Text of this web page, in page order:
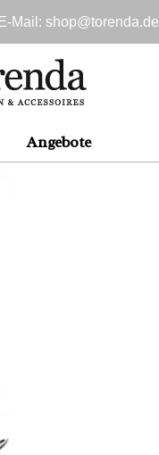
E-Mail: shop@torenda.de
Angebote